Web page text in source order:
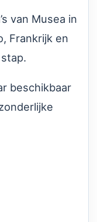
van Musea in
Frankrijk en
beschikbaar